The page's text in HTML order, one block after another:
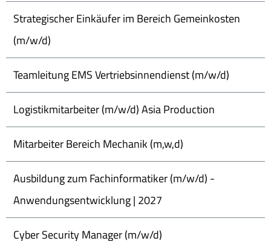
Strategischer Einkäufer im Bereich Gemeinkosten
(m/w/d)
Teamleitung EMS Vertriebsinnendienst (m/w/d)
Logistikmitarbeiter (m/w/d) Asia Production
Mitarbeiter Bereich Mechanik (m,w,d)
Ausbildung zum Fachinformatiker (m/w/d) -
Anwendungsentwicklung | 2027
Cyber Security Manager (m/w/d)